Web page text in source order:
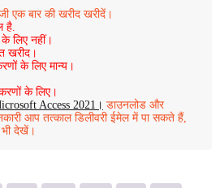
एक बार की खरीद खरीदें।
है.
लिए नहीं।
खरीद।
के लिए मान्य।
के लिए।
Access 2021। डाउनलोड और
आप तत्काल डिलीवरी ईमेल में पा सकते हैं,
देखें।